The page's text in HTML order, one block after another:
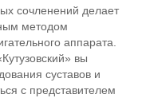
сочленений делает
методом
аппарата.
вы
суставов и
с представителем